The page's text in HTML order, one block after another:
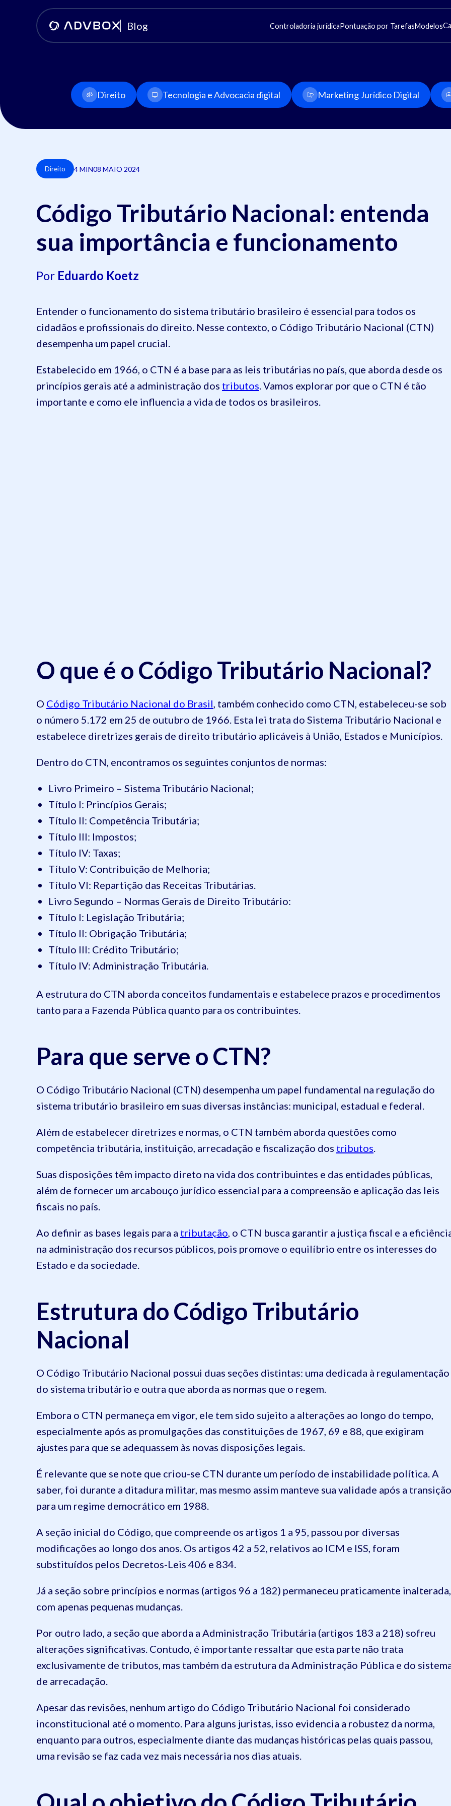
Blog Controladoria jurídicaPontuação por TarefasModelos
Direito Tecnologia e Advocacia digital Marketing Jurídico Digital
Direito 4 MIN08 MAIO 2024
Código Tributário Nacional: entenda
sua importância e funcionamento
Por Eduardo Koetz
Entender o funcionamento do sistema tributário brasileiro é essencial para todos os
cidadãos e profissionais do direito. Nesse contexto, o Código Tributário Nacional (CTN)
desempenha um papel crucial.
Estabelecido em 1966, o CTN é a base para as leis tributárias no país, que aborda desde os
princípios gerais até a administração dos tributos. Vamos explorar por que o CTN é tão
importante e como ele influencia a vida de todos os brasileiros.
O que é o Código Tributário Nacional?
O Código Tributário Nacional do Brasil , também conhecido como CTN, estabeleceu-se sob
o número 5.172 em 25 de outubro de 1966. Esta lei trata do Sistema Tributário Nacional e
estabelece diretrizes gerais de direito tributário aplicáveis à União, Estados e Municípios.
Dentro do CTN, encontramos os seguintes conjuntos de normas:
Livro Primeiro – Sistema Tributário Nacional;
Título I: Princípios Gerais;
Título II: Competência Tributária;
Título III: Impostos;
Título IV: Taxas;
Título V: Contribuição de Melhoria;
Título VI: Repartição das Receitas Tributárias.
Livro Segundo – Normas Gerais de Direito Tributário:
Título I: Legislação Tributária;
Título II: Obrigação Tributária;
Título III: Crédito Tributário;
Título IV: Administração Tributária.
A estrutura do CTN aborda conceitos fundamentais e estabelece prazos e procedimentos
tanto para a Fazenda Pública quanto para os contribuintes.
Para que serve o CTN?
O Código Tributário Nacional (CTN) desempenha um papel fundamental na regulação do
sistema tributário brasileiro em suas diversas instâncias: municipal, estadual e federal.
Além de estabelecer diretrizes e normas, o CTN também aborda questões como
competência tributária, instituição, arrecadação e fiscalização dos tributos
Suas disposições têm impacto direto na vida dos contribuintes e das entidades públicas,
além de fornecer um arcabouço jurídico essencial para a compreensão e aplicação das leis
fiscais no país.
Ao definir as bases legais para a tributação , o CTN busca garantir a justiça fiscal e a
na administração dos recursos públicos, pois promove o equilíbrio entre os interesses do
Estado e da sociedade.
Estrutura do Código Tributário
Nacional
O Código Tributário Nacional possui duas seções distintas: uma dedicada à regulamentação
do sistema tributário e outra que aborda as normas que o regem.
Embora o CTN permaneça em vigor, ele tem sido sujeito a alterações ao longo do tempo,
especialmente após as promulgações das constituições de 1967, 69 e 88, que exigiram
ajustes para que se adequassem às novas disposições legais.
É relevante que se note que criou-se CTN durante um período de instabilidade política. A
saber, foi durante a ditadura militar, mas mesmo assim manteve sua validade após a transição
para um regime democrático em 1988.
A seção inicial do Código, que compreende os artigos 1 a 95, passou por diversas
modificações ao longo dos anos. Os artigos 42 a 52, relativos ao ICM e ISS, foram
substituídos pelos Decretos-Leis 406 e 834.
Já a seção sobre princípios e normas (artigos 96 a 182) permaneceu praticamente inalterada,
com apenas pequenas mudanças.
Por outro lado, a seção que aborda a Administração Tributária (artigos 183 a 218) sofreu
alterações significativas. Contudo, é importante ressaltar que esta parte não trata
exclusivamente de tributos, mas também da estrutura da Administração Pública e do
de arrecadação.
Apesar das revisões, nenhum artigo do Código Tributário Nacional foi considerado
inconstitucional até o momento. Para alguns juristas, isso evidencia a robustez da norma,
enquanto para outros, especialmente diante das mudanças históricas pelas quais passou,
uma revisão se faz cada vez mais necessária nos dias atuais.